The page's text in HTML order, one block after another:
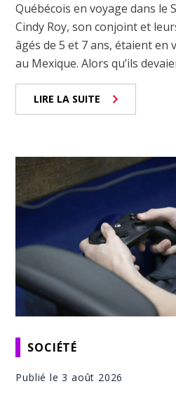
Québécois en voyage dans le
Cindy Roy, son conjoint et
âgés de 5 et 7 ans, étaient en
au Mexique. Alors qu’ils
LIRE LA SUITE
SOCIÉTÉ
Publié le 3 août 2026